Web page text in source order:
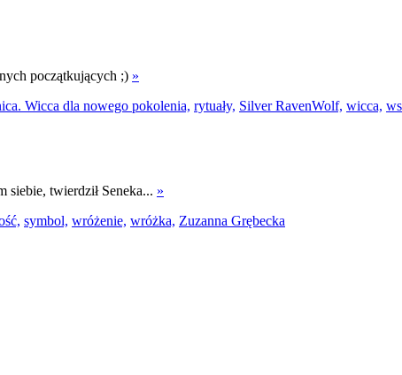
początkujących ;) »
Wicca dla nowego pokolenia, rytuały, Silver RavenWolf, wicca,
siebie, twierdził Seneka... »
symbol, wróżenie, wróżka, Zuzanna Grębecka